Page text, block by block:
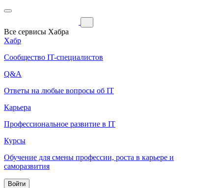
Все сервисы Хабра
Хабр
Сообщество IT-специалистов
Q&A
Ответы на любые вопросы об IT
Карьера
Профессиональное развитие в IT
Курсы
Обучение для смены профессии, роста в карьере и
саморазвития
Войти